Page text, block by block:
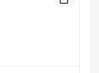
Bekijk